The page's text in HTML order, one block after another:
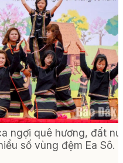
ngợi quê hương, đất
số vùng đệm Ea Sô.